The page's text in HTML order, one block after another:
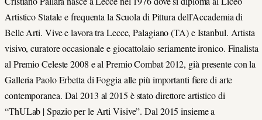
Artistico Statale e frequenta la Scuola di Pittura dell’Accademia di
Belle Arti. Vive e lavora tra Lecce, Palagiano (TA) e Istanbul. Artista
visivo, curatore occasionale e giocattolaio seriamente ironico. Finalista
al Premio Celeste 2008 e al Premio Combat 2012, già presente con la
Galleria Paolo Erbetta di Foggia alle più importanti fiere di arte
contemporanea. Dal 2013 al 2015 è stato direttore artistico di
“ThULab | Spazio per le Arti Visive”. Dal 2015 insieme a